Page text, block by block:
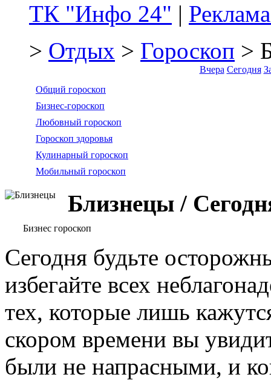
ТК "Инфо 24" |
> Отдых > Гороскоп >
Вчера Сегодня
Общий гороскоп
Бизнес-гороскоп
Любовный гороскоп
Гороскоп здоровья
Кулинарный гороскоп
Мобильный гороскоп
Близнецы /
Бизнес гороскоп
Сегодня будьте
избегайте всех
тех, которые лишь
скором времени вы
были не напрасными, и